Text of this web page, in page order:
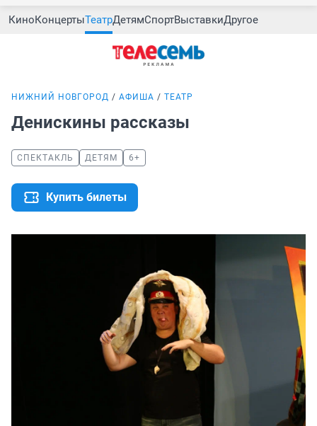
КиноКонцертыТеатрДетямСпортВыставкиДругое
НИЖНИЙ НОВГОРОД АФИША ТЕАТР
Денискины рассказы
СПЕКТАКЛЬ ДЕТЯМ 6+
Купить билеты